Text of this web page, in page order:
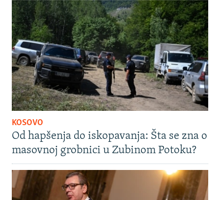
KOSOVO
Od hapšenja do iskopavanja: Šta se zna o
masovnoj grobnici u Zubinom Potoku?